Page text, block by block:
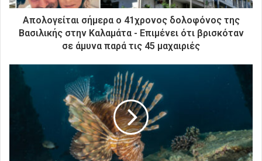
τ
Απολογείται σήμερα ο 41χρονος δολοφόνος της
Βασιλικής στην Καλαμάτα - Επιμένει ότι βρισκόταν
σε άμυνα παρά τις 45 μαχαιριές